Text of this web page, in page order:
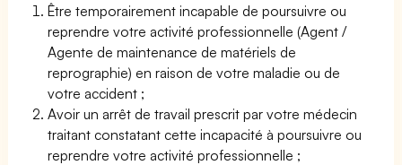
Être temporairement incapable de poursuivre ou
reprendre votre activité professionnelle (Agent /
Agente de maintenance de matériels de
reprographie) en raison de votre maladie ou de
votre accident ;
Avoir un arrêt de travail prescrit par votre médecin
traitant constatant cette incapacité à poursuivre ou
reprendre votre activité professionnelle ;